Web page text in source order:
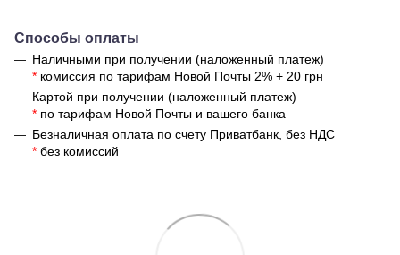
Способы оплаты
Наличными при получении (наложенный платеж)
* комиссия по тарифам Новой Почты 2% + 20 грн
Картой при получении (наложенный платеж)
* по тарифам Новой Почты и вашего банка
Безналичная оплата по счету Приватбанк, без НДС
* без комиссий